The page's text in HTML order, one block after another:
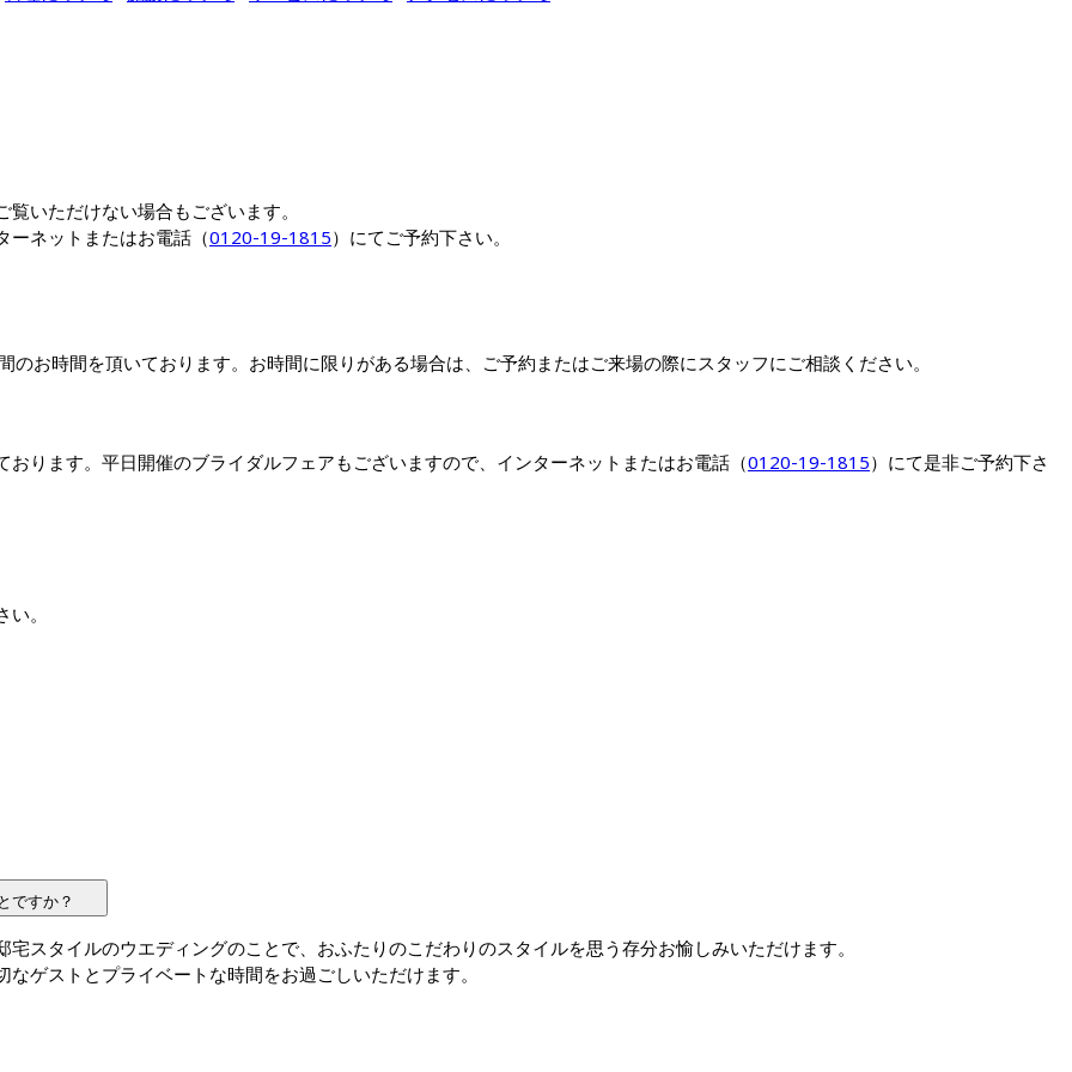
いただけない場合もございます。
ーネットまたはお電話（0120-19-1815）にてご予約下さい。
お時間を頂いております。お時間に限りがある場合は、ご予約またはご来場の際にスタッフにご相談ください。
ります。平日開催のブライダルフェアもございますので、インターネットまたはお電話（0120-19-1815）にて是非ご予約下さ
。
ですか？
スタイルのウエディングのことで、おふたりのこだわりのスタイルを思う存分お愉しみいただけます。
ゲストとプライベートな時間をお過ごしいただけます。